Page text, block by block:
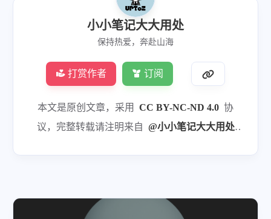
微信 支付宝
小小笔记大大用处
保持热爱，奔赴山海
打赏作者 订阅
本文是原创文章，采用 CC BY-NC-ND 4.0 协
议，完整转载请注明来自
@小小笔记大大用处